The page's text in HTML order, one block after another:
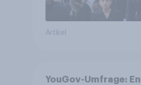
Artikel
YouGov-Umfrage: